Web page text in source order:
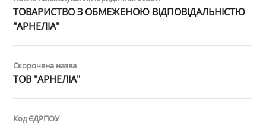
ТОВАРИСТВО З ОБМЕЖЕНОЮ ВІДПОВІДАЛЬНІСТЮ
"АРНЕЛІА"
Скорочена назва
ТОВ "АРНЕЛІА"
Код ЄДРПОУ